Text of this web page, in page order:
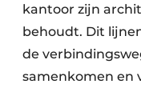
kantoor zijn
behoudt. Dit
de
samenkomen en